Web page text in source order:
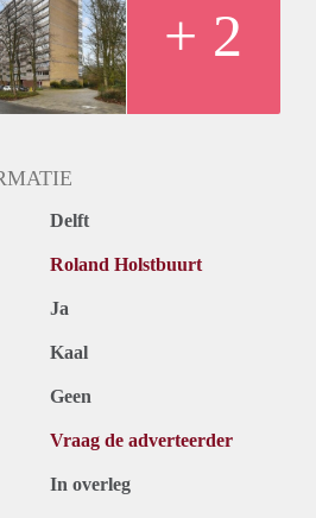
+ 2
Delft
Roland Holstbuurt
Ja
Kaal
Geen
Vraag de adverteerder
In overleg